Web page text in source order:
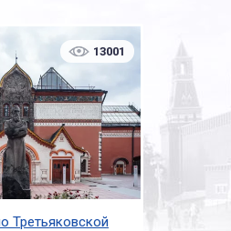
13001
Третьяковской